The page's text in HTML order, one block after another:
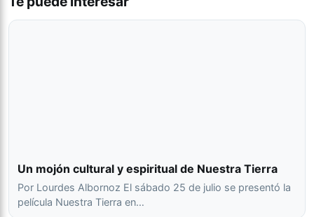
Un mojón cultural y espiritual de Nuestra Tierra
Por Lourdes Albornoz El sábado 25 de julio se presentó la
película Nuestra Tierra en…